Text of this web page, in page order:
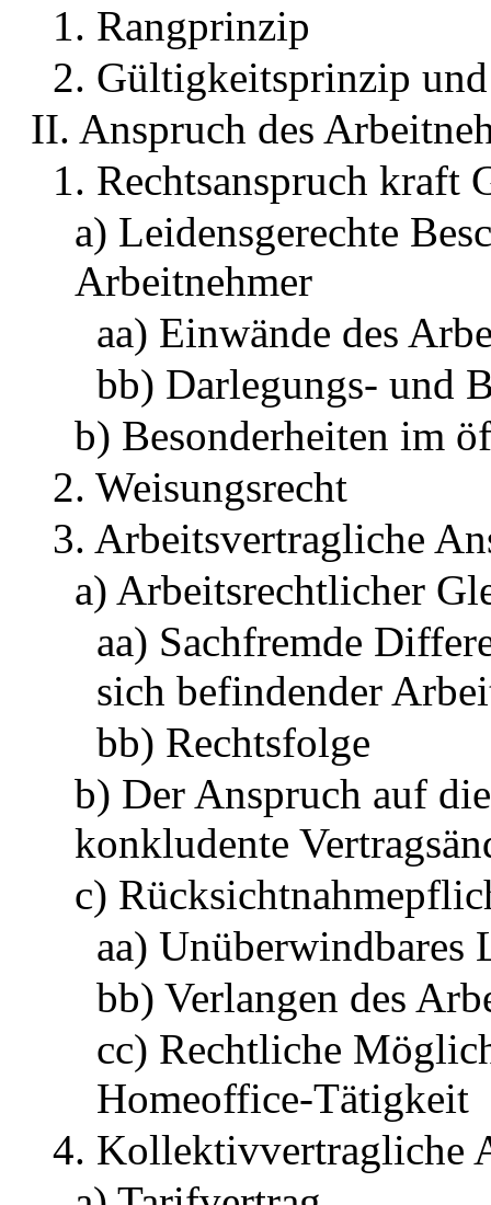
1. Rangprinzip
2. Gültigkeitsprinzip und
II. Anspruch des
1. Rechtsanspruch kraft
a) Leidensgerechte
Arbeitnehmer
aa) Einwände des
bb) Darlegungs- und
b) Besonderheiten im
2. Weisungsrecht
3. Arbeitsvertragliche
a) Arbeitsrechtlicher
aa) Sachfremde
sich befindender
bb) Rechtsfolge
b) Der Anspruch auf
konkludente
c)
aa) Unüberwindbares
bb) Verlangen des
cc) Rechtliche
Homeoffice-Tätigkeit
4. Kollektivvertragliche